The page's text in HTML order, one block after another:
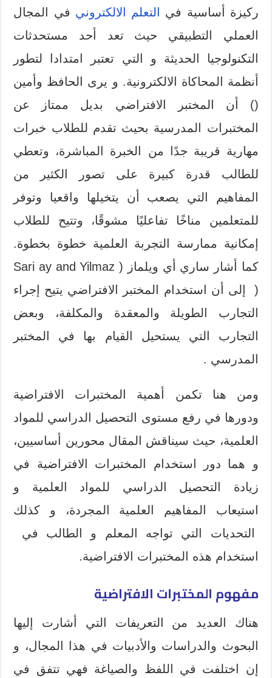
ركيزة أساسية في
التعلم الالكتروني في المجال
العملي التطبيقي حيث تعد أحد مستحدثات
التكنولوجيا الحديثة و التي تعتبر امتدادا لتطور
أنظمة المحاكاة الالكترونية. و يرى الحافظ وأمين
() أن المختبر الافتراضي بديل ممتاز عن
المختبرات المدرسية بحيث تقدم للطلاب خبرات
مهارية قريبة جدًا من الخبرة المباشرة، وتعطي
للطالب قدرة كبيرة على تصور الكثير من
المفاهيم التي يصعب أن يتخيلها واقعيا وتوفر
للمتعلمين مناخًا تفاعليًا مشوقًا، وتتيح للطلاب
إمكانية ممارسة التجربة العلمية خطوة بخطوة.
كما أشار ساري أي ويلماز ( Sari ay and Yilmaz
( إلى أن استخدام المختبر الافتراضي يتيح إجراء
التجارب الطويلة والمعقدة والمكلفة، وبعض
التجارب التي يستحيل القيام بها في المختبر
المدرسي .
ومن هنا تكمن أهمية المختبرات الافتراضية
ودورها في رفع مستوى التحصيل الدراسي للمواد
العلمية، حيث سيناقش المقال محورين أساسيين،
و هما دور استخدام المختبرات الافتراضية في
زيادة التحصيل الدراسي للمواد العلمية و
استيعاب المفاهيم العلمية المجردة، و كذلك
التحديات التي تواجه المعلم و الطالب في
استخدام هذه المختبرات الافتراضية.
مفهوم المختبرات الافتراضية
هناك العديد من التعريفات التي أشارت إليها
البحوث والدراسات والأدبيات في هذا المجال، و
إن اختلفت في اللفظ والصياغة فهي تتفق في